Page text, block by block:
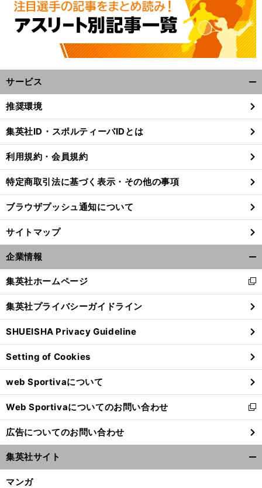
サービス
閉
る
推奨環境
集英社ID・スポルティーバIDとは
利用規約・会員規約
特定商取引法に基づく表示・その他の事項
ブラウザプッシュ通知について
サイトマップ
企業情報
閉
る
集英社ホームページ
新
し
い
ウ
ィ
ン
ド
ウ
で
開
く
集英社プライバシーガイドライン
SHUEISHA Privacy Guideline
Setting of Cookies
web Sportivaについて
Web Sportivaについてのお問い合わせ
新
し
い
ウ
ィ
ン
広告についてのお問い合わせ
集英社サイト
マンガ